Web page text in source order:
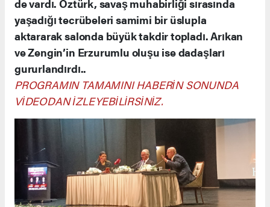
de vardı. Öztürk, savaş muhabirliği sırasında
yaşadığı tecrübeleri samimi bir üslupla
aktararak salonda büyük takdir topladı. Arıkan
ve Zengin’in Erzurumlu oluşu ise dadaşları
gururlandırdı..
PROGRAMIN TAMAMINI HABERİN SONUNDA
VİDEODAN İZLEYEBİLİRSİNİZ.